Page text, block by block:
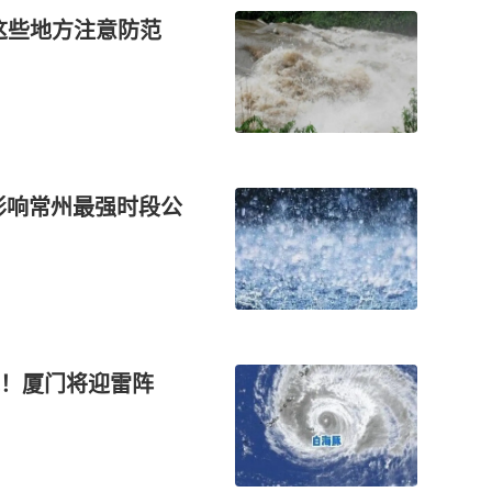
地方注意防范
常州最强时段公
厦门将迎雷阵